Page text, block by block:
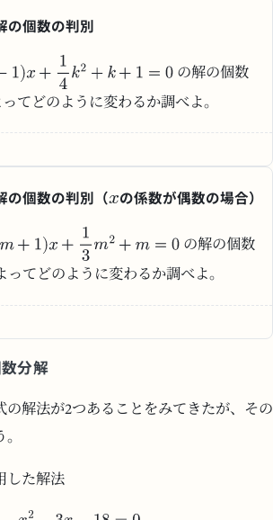
の個数の判別
の解の個数
てどのように変わるか調べよ。
の個数の判別（ の係数が偶数の場合）
の解の個数
ってどのように変わるか調べよ。
分解
の解法が2つあることをみてきたが、その
した解法